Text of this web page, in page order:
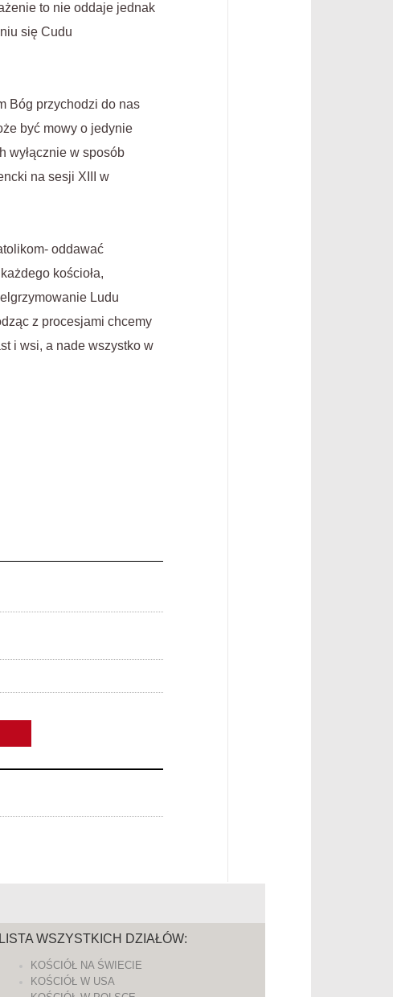
to nie oddaje jednak
się Cudu
Bóg przychodzi do nas
być mowy o jedynie
wyłącznie w sposób
na sesji XIII w
oddawać
kościoła,
Ludu
z procesjami chcemy
i wsi, a nade wszystko w
LISTA WSZYSTKICH DZIAŁÓW:
KOŚCIÓŁ NA ŚWIECIE
KOŚCIÓŁ W USA